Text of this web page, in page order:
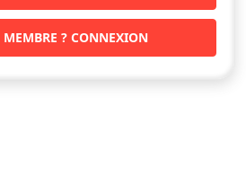
MEMBRE ? CONNEXION